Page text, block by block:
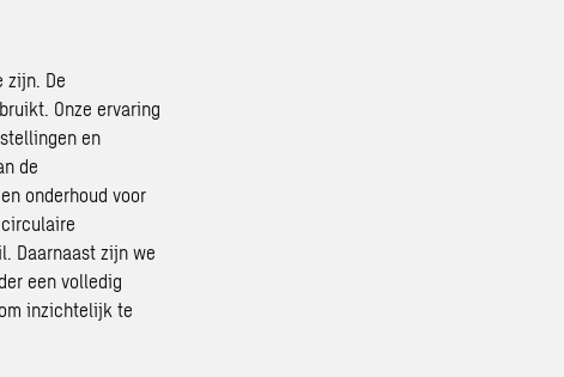
zijn. De
Onze ervaring
en
de
onderhoud voor
Daarnaast zijn we
een volledig
inzichtelijk te